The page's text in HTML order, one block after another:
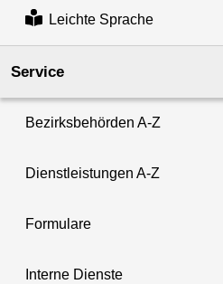
Leichte Sprache
Service
Bezirksbehörden A-Z
Dienstleistungen A-Z
Formulare
Interne Dienste